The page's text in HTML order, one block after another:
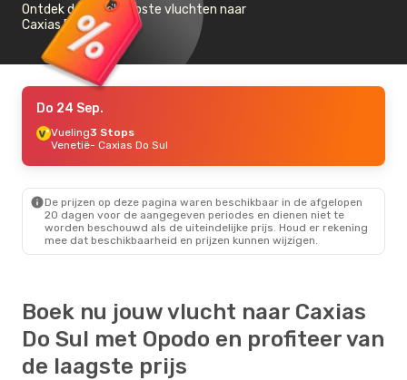
Ontdek de goedkoopste vluchten naar
Caxias Do Sul
Do 24 Sep.
Vueling3 Stops
Venetië- Caxias Do Sul
De prijzen op deze pagina waren beschikbaar in de afgelopen
20 dagen voor de aangegeven periodes en dienen niet te
worden beschouwd als de uiteindelijke prijs. Houd er rekening
mee dat beschikbaarheid en prijzen kunnen wijzigen.
Boek nu jouw vlucht naar Caxias
Do Sul met Opodo en profiteer van
de laagste prijs